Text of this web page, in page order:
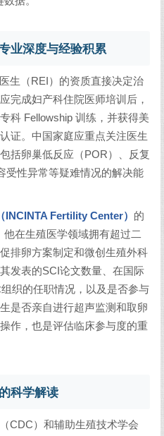
业深度与经验积累
生（REI）的资质直接决定治
完成妇产科住院医师培训后，
科 Fellowship 训练，并获得美
证。中国家庭应重点关注医生
括卵巢低反应（POR）、反复
受性异常等疑难情况的解决能
INCINTA Fertility Center） 的
他在生殖医学领域拥有超过二
排卵方案制定和微创生殖外科
发表的SCI论文数量、在国际
织的任职情况，以及是否参与
是否亲自进行超声监测和取卵
作，也是评估临床参与度的重
科学解读
CDC）和辅助生殖技术学会